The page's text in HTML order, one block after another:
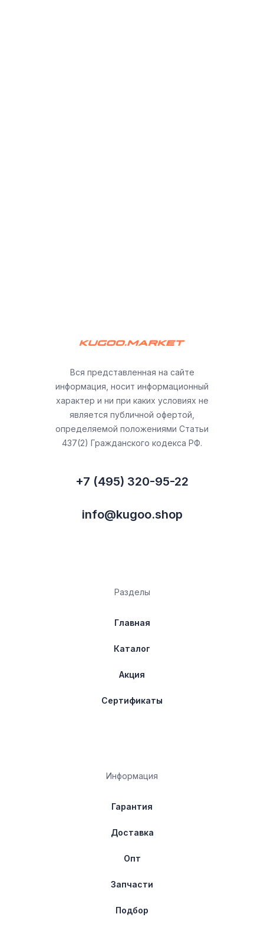
Вся представленная на сайте
информация, носит информационный
характер и ни при каких условиях не
является публичной офертой,
определяемой положениями Статьи
437(2) Гражданского кодекса РФ.
Разделы
Главная
Каталог
Акция
Сертификаты
Информация
Гарантия
Доставка
Опт
Запчасти
Подбор
+7 (495) 320-95-22
info@kugoo.shop